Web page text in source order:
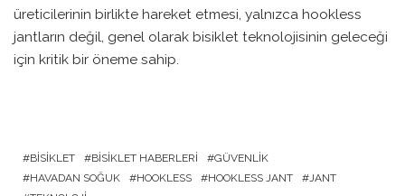
üreticilerinin birlikte hareket etmesi, yalnızca hookless
jantların değil, genel olarak bisiklet teknolojisinin geleceği
için kritik bir öneme sahip.
BISIKLET BISIKLET HABERLERI
GÜVENLIK
HAVADAN SOĞUK
HOOKLESS HOOKLESS JANT
JANT